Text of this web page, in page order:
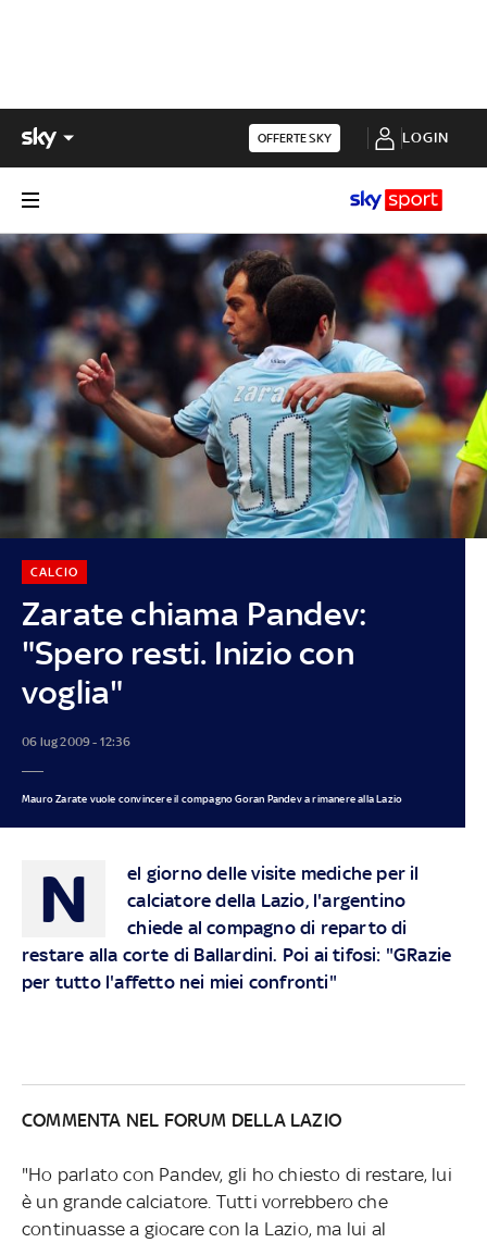
OFFERTE SKY LOGIN
Zarate chiama Pandev:
"Spero resti. Inizio con
voglia"
CALCIO
06 lug 2009 - 12:36
Mauro Zarate vuole convincere il compagno Goran Pandev a rimanere alla Lazio
N
el giorno delle visite mediche per il
calciatore della Lazio, l'argentino
chiede al compagno di reparto di
restare alla corte di Ballardini. Poi ai tifosi: "GRazie
per tutto l'affetto nei miei confronti"
COMMENTA NEL FORUM DELLA LAZIO
"Ho parlato con Pandev, gli ho chiesto di restare, lui
è un grande calciatore. Tutti vorrebbero che
continuasse a giocare con la Lazio, ma lui al